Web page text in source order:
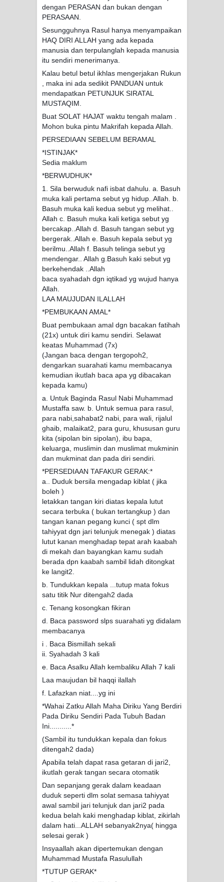
dengan PERASAN dan bukan dengan
PERASAAN.
Sesungguhnya Rasul hanya menyampaikan
HAQ DIRI ALLAH yang ada kepada
manusia dan terpulanglah kepada manusia
itu sendiri menerimanya.
Kalau betul betul ikhlas mengerjakan Rukun
, maka ini ada sedikit PANDUAN untuk
mendapatkan PETUNJUK SIRATAL
MUSTAQIM.
Buat SOLAT HAJAT waktu tengah malam .
Mohon buka pintu Makrifah kepada Allah.
PERSEDIAAN SEBELUM BERAMAL
*ISTINJAK*
Sedia maklum
*BERWUDHUK*
1. Sila berwuduk nafi isbat dahulu. a. Basuh
muka kali pertama sebut yg hidup..Allah. b.
Basuh muka kali kedua sebut yg melihat..
Allah c. Basuh muka kali ketiga sebut yg
bercakap..Allah d. Basuh tangan sebut yg
bergerak..Allah e. Basuh kepala sebut yg
berilmu..Allah f. Basuh telinga sebut yg
mendengar.. Allah g.Basuh kaki sebut yg
berkehendak ..Allah
baca syahadah dgn iqtikad yg wujud hanya
Allah.
LAA MAUJUDAN ILALLAH
*PEMBUKAAN AMAL*
Buat pembukaan amal dgn bacakan fatihah
(21x) untuk diri kamu sendiri. Selawat
keatas Muhammad (7x)
(Jangan baca dengan tergopoh2,
dengarkan suarahati kamu membacanya
kemudian ikutlah baca apa yg dibacakan
kepada kamu)
a. Untuk Baginda Rasul Nabi Muhammad
Mustaffa saw. b. Untuk semua para rasul,
para nabi,sahabat2 nabi, para wali, rijalul
ghaib, malaikat2, para guru, khususan guru
kita (sipolan bin sipolan), ibu bapa,
keluarga, muslimin dan muslimat mukminin
dan mukminat dan pada diri sendiri.
*PERSEDIAAN TAFAKUR GERAK:*
a.. Duduk bersila mengadap kiblat ( jika
boleh )
letakkan tangan kiri diatas kepala lutut
secara terbuka ( bukan tertangkup ) dan
tangan kanan pegang kunci ( spt dlm
tahiyyat dgn jari telunjuk menegak ) diatas
lutut kanan menghadap tepat arah kaabah
di mekah dan bayangkan kamu sudah
berada dpn kaabah sambil lidah ditongkat
ke langit2.
b. Tundukkan kepala ...tutup mata fokus
satu titik Nur ditengah2 dada
c. Tenang kosongkan fikiran
d. Baca password slps suarahati yg didalam
membacanya
i . Baca Bismillah sekali
ii. Syahadah 3 kali
e. Baca Asalku Allah kembaliku Allah 7 kali
Laa maujudan bil haqqi ilallah
f. Lafazkan niat....yg ini
*Wahai Zatku Allah Maha Diriku Yang Berdiri
Pada Diriku Sendiri Pada Tubuh Badan
Ini...........*
(Sambil itu tundukkan kepala dan fokus
ditengah2 dada)
Apabila telah dapat rasa getaran di jari2,
ikutlah gerak tangan secara otomatik
Dan sepanjang gerak dalam keadaan
duduk seperti dlm solat semasa tahiyyat
awal sambil jari telunjuk dan jari2 pada
kedua belah kaki menghadap kiblat, zikirlah
dalam hati...ALLAH sebanyak2nya( hingga
selesai gerak )
Insyaallah akan dipertemukan dengan
Muhammad Mustafa Rasulullah
*TUTUP GERAK*